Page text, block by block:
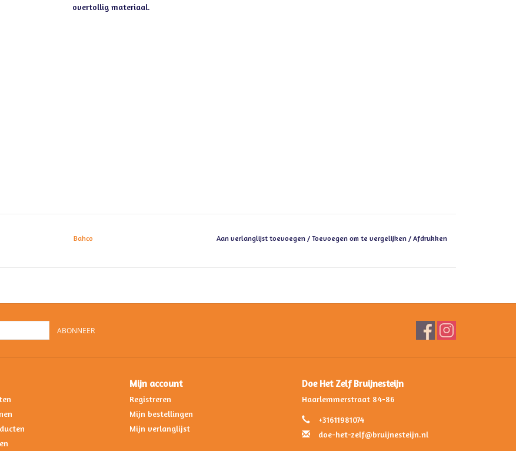
overtollig materiaal.
Bahco Aan verlanglijst toevoegen / Toevoegen om te vergelijken / Afdrukken
ABONNEER
Mijn account
Registreren
Mijn bestellingen
Mijn verlanglijst
Doe Het Zelf Bruijnesteijn
Haarlemmerstraat 84-86
+31611981074
doe-het-zelf@bruijnesteijn.nl